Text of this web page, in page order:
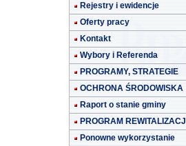
Rejestry i ewidencje
Oferty pracy
Kontakt
Wybory i Referenda
PROGRAMY, STRATEGIE
OCHRONA ŚRODOWISKA
Raport o stanie gminy
PROGRAM REWITALIZACJI
Ponowne wykorzystanie